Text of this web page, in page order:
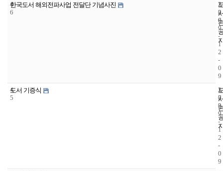
4
6
한국도서 해외전파사업 전달단 기념사진
2
2
6
2
0
0
9
-
1
2
-
0
9
4
5
도서 기증식
1
7
3
2
0
0
9
-
1
2
-
0
9